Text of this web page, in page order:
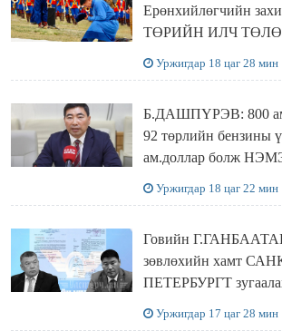
Ерөнхийлөгчийн
ТӨРИЙН ИЛЧ
Уржигдар 18 цаг 28 мин
Б.ДАШПҮРЭВ: 800
92 төрлийн бензины
ам.доллар болж
Уржигдар 18 цаг 22 мин
Говийн
зөвлөхийн хамт
ПЕТЕРБУРГТ
Уржигдар 17 цаг 28 мин